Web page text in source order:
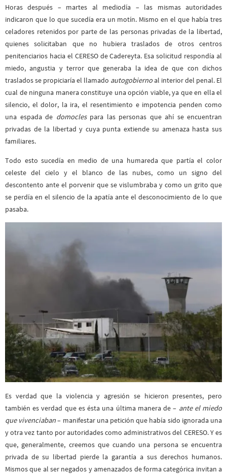
Horas después – martes al mediodía – las mismas autoridades
indicaron que lo que sucedía era un motín. Mismo en el que había tres
celadores retenidos por parte de las personas privadas de la libertad,
quienes solicitaban que no hubiera traslados de otros centros
penitenciarios hacia el CERESO de Cadereyta. Esa solicitud respondía al
miedo, angustia y terror que generaba la idea de que con dichos
traslados se propiciaría el llamado autogobiernoal interior del penal. El
cual de ninguna manera constituye una opción viable, ya que en ella el
silencio, el dolor, la ira, el resentimiento e impotencia penden como
una espada de domoclespara las personas que ahí se encuentran
privadas de la libertad y cuya punta extiende su amenaza hasta sus
familiares.
Todo esto sucedía en medio de una humareda que partía el color
celeste del cielo y el blanco de las nubes, como un signo del
descontento ante el porvenir que se vislumbraba y como un grito que
se perdía en el silencio de la apatía ante el desconocimiento de lo que
pasaba.
Es verdad que la violencia y agresión se hicieron presentes, pero
también es verdad que es ésta una última manera de – ante el miedo
que vivenciaban– manifestar una petición que había sido ignorada una
y otra vez tanto por autoridades como administrativos del CERESO. Y es
que, generalmente, creemos que cuando una persona se encuentra
privada de su libertad pierde la garantía a sus derechos humanos.
Mismos que al ser negados y amenazados de forma categórica invitan a